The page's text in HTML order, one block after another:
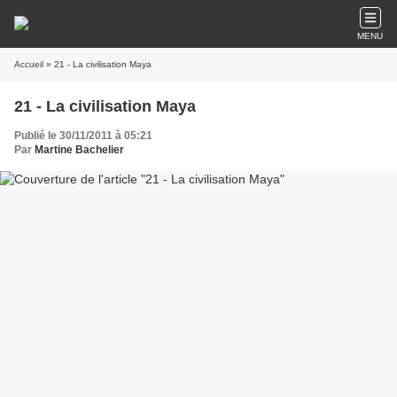
MENU
Accueil » 21 - La civilisation Maya
21 - La civilisation Maya
Publié le 30/11/2011 à 05:21
Par Martine Bachelier